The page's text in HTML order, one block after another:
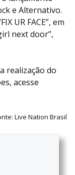
e Alternativo.
UR FACE”, em
next door”,
realização do
acesse
Live Nation Brasil